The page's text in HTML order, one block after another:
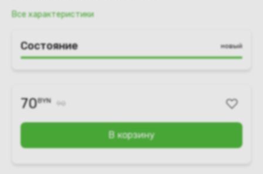
Все характеристики
Состояние новый
70BYN 90
В корзину